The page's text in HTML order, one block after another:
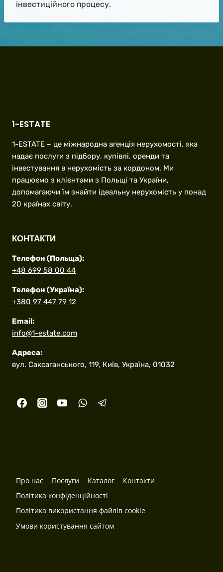
інвестиційного процесу.
1-ESTATE
1-ESTATE – це міжнародна агенція нерухомості, яка
надає послуги з підбору, купівлі, оренди та
інвестування в нерухомість за кордоном. Ми
працюємо з клієнтами з Польщі та України,
допомагаючи їм знайти ідеальну нерухомість у понад
20 країнах світу.
КОНТАКТИ
Телефон (Польща):
+48 699 58 00 44
Телефон (Україна):
+380 97 447 79 12
Email:
info@1-estate.com
Адреса:
вул. Саксаганського, 119, Київ, Україна, 01032
Про нас Послуги Каталог
Контакти
Політика конфіденційності
Політика використання файлів cookie
Умови користування сайтом